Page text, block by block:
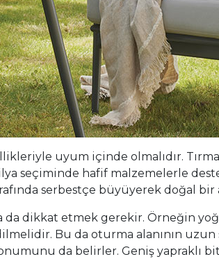
uyum içinde olmalıdır.
seçiminde hafif malzemelerle
serbestçe büyüyerek doğal
da dikkat etmek gerekir. Örneğin
Bu da oturma alanının uzun
da belirler. Geniş